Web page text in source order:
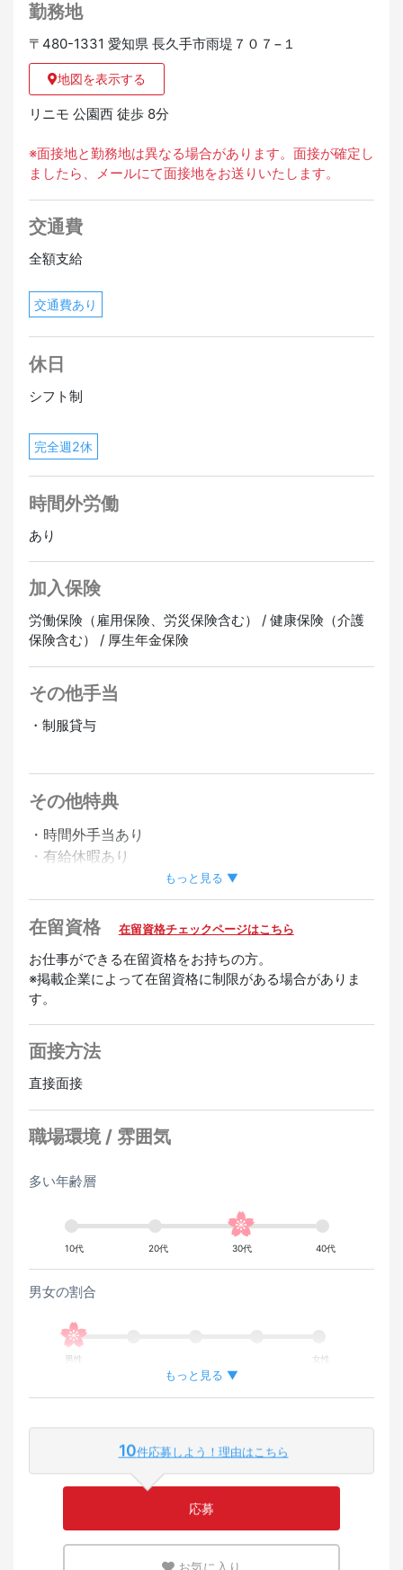
勤務地
〒480-1331 愛知県 長久手市雨堤７０７−１
地図を表示する
リニモ 公園西 徒歩 8分
※面接地と勤務地は異なる場合があります。面接が確定し
ましたら、メールにて面接地をお送りいたします。
交通費
全額支給
交通費あり
休日
シフト制
完全週2休
時間外労働
あり
加入保険
労働保険（雇用保険、労災保険含む） / 健康保険（介護
保険含む） / 厚生年金保険
その他手当
・制服貸与
その他特典
・時間外手当あり
・有給休暇あり
歓迎
経験者優遇
もっと見る ▼
在留資格 在留資格チェックページはこちら
お仕事ができる在留資格をお持ちの方。
※掲載企業によって在留資格に制限がある場合がありま
す。
面接方法
直接面接
職場環境 / 雰囲気
多い年齢層
10代 20代 30代 40代
男女の割合
男性 女性
外国人が働いている割合
英語または母国語を活かせる環境
もっと見る ▼
10件応募しよう！理由はこちら
応募